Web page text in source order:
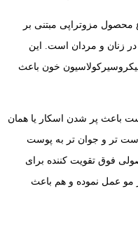
مزولایک یک نوع محصول مزوتراپی مبتنی بر
در زنان و مردان است. این
خون باعث
باعث پر شدن اسکار یا همان
تر و جوان تر به پوست
مزولایک محصولی فوق تقویت کننده برای
مو عمل نموده و هم باعث